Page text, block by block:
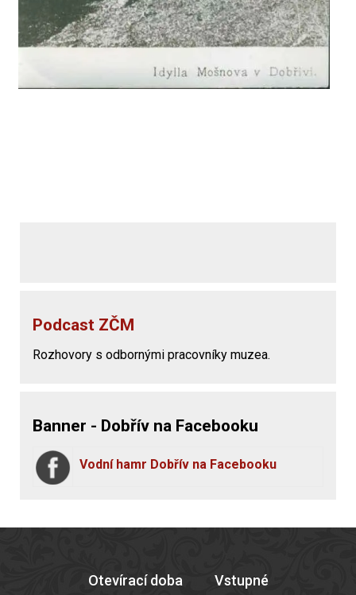
Podcast ZČM
Rozhovory s odbornými pracovníky muzea.
Banner - Dobřív na Facebooku
Vodní hamr Dobřív na Facebooku
Otevírací doba
Vstupné